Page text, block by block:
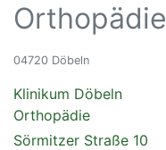
Orthopädie
04720 Döbeln
Klinikum Döbeln
Orthopädie
Sörmitzer Straße 10